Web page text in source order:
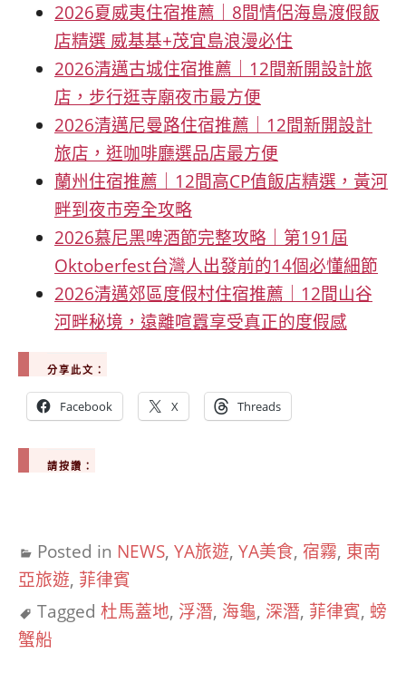
2026夏威夷住宿推薦｜8間情侶海島渡假飯
店精選 威基基+茂宜島浪漫必住
2026清邁古城住宿推薦｜12間新開設計旅
店，步行逛寺廟夜市最方便
2026清邁尼曼路住宿推薦｜12間新開設計
旅店，逛咖啡廳選品店最方便
蘭州住宿推薦｜12間高CP值飯店精選，黃河
畔到夜市旁全攻略
2026慕尼黑啤酒節完整攻略｜第191屆
Oktoberfest台灣人出發前的14個必懂細節
2026清邁郊區度假村住宿推薦｜12間山谷
河畔秘境，遠離喧囂享受真正的度假感
分享此文：
Facebook X Threads
請按讚：
Posted in NEWS, YA旅遊, YA美食, 宿霧, 東南
亞旅遊, 菲律賓
Tagged 杜馬蓋地, 浮潛, 海龜, 深潛, 菲律賓, 螃
蟹船